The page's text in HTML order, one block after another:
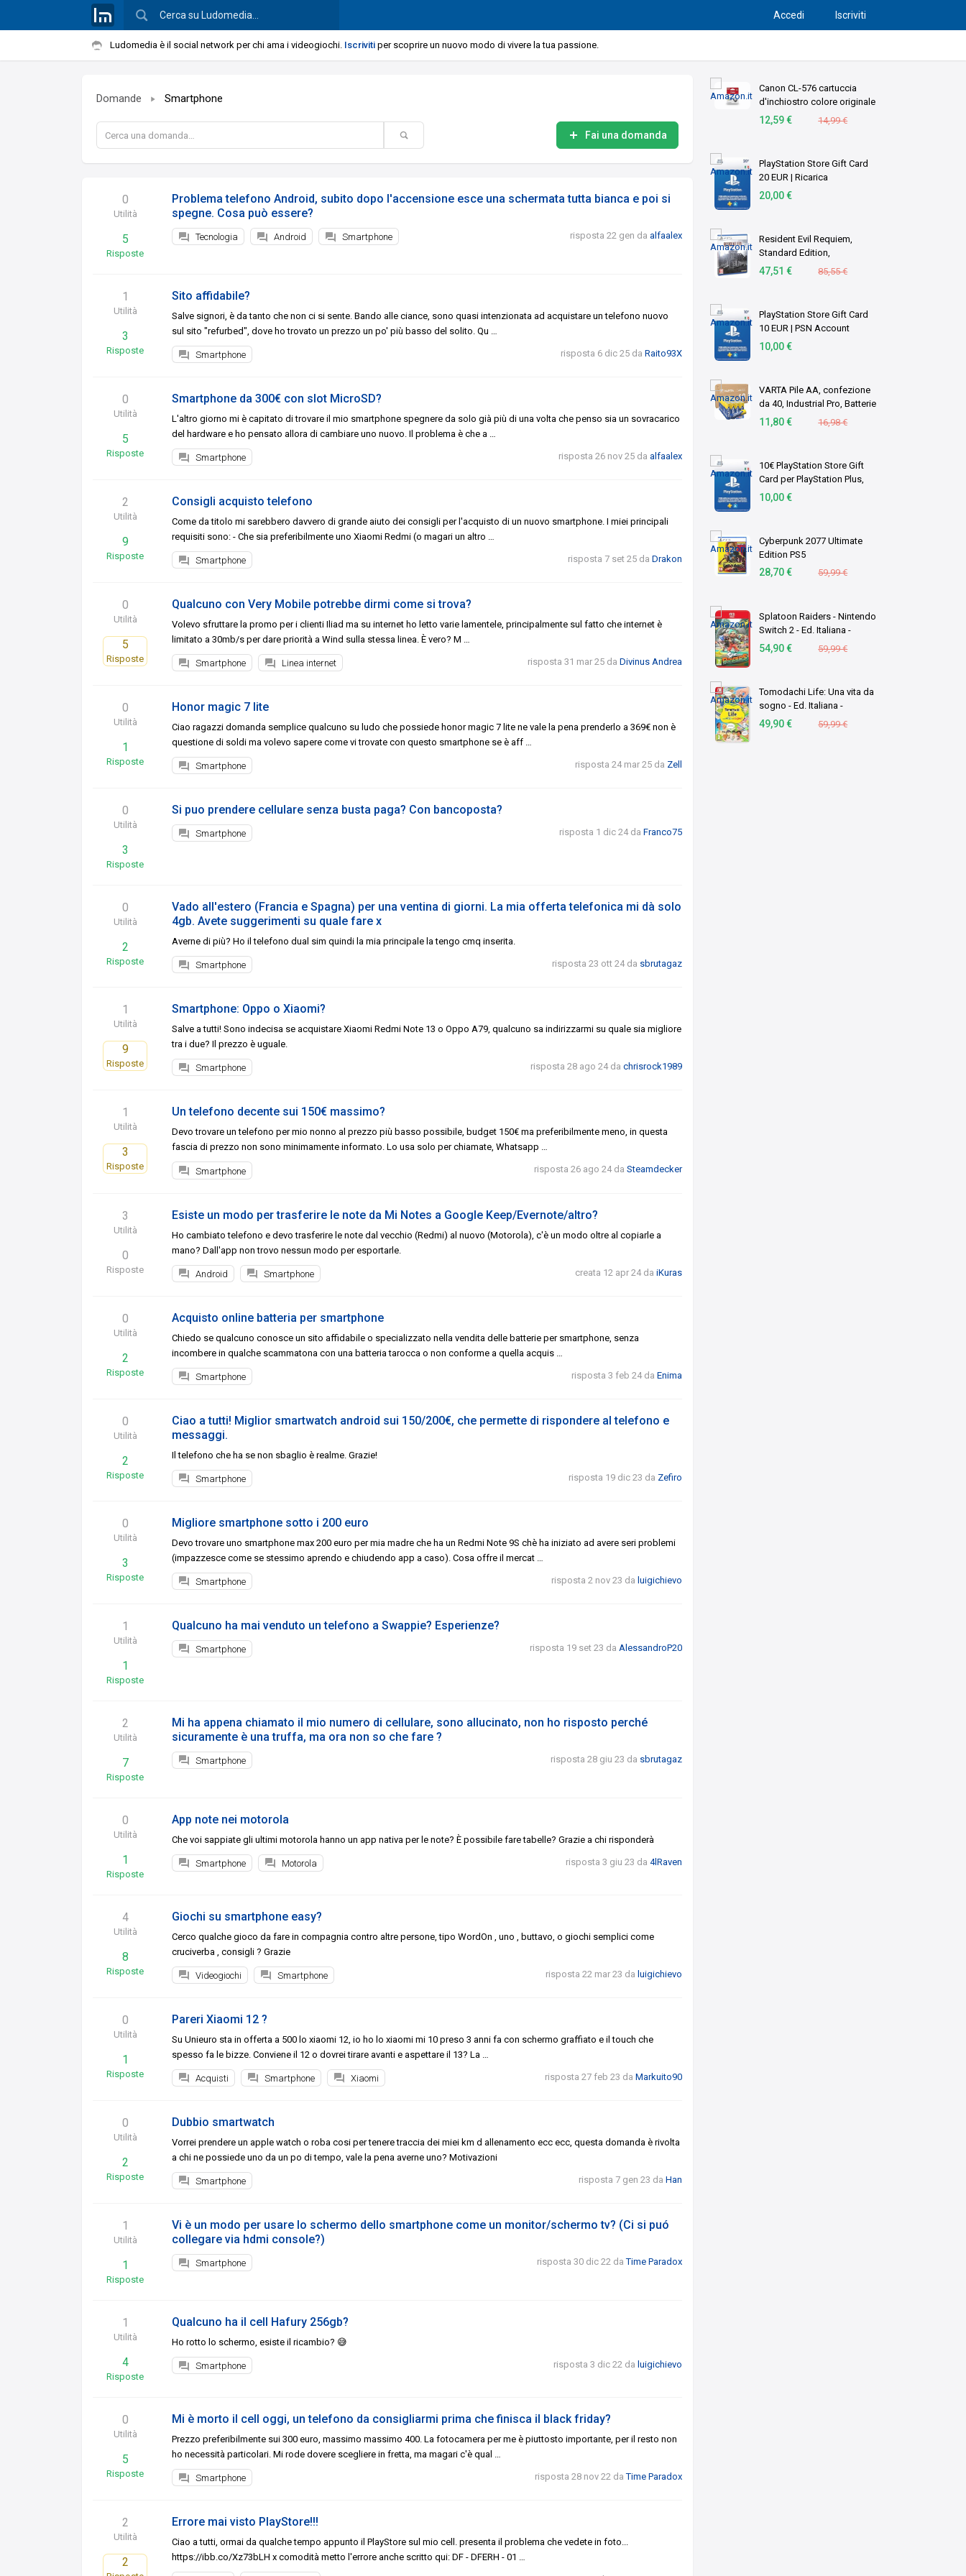
Accedi Iscriviti
Ludomedia è il social network per chi ama i videogiochi. Iscriviti per scoprire un nuovo modo di vivere la tua passione.
Canon CL-576 cartuccia
d'inchiostro colore originale
1 pz C/M/Y (OEM Canon CL-
12,59 € 14,99 €
PlayStation Store Gift Card
20 EUR | Ricarica
Portafoglio PSN | Account
20,00 €
Resident Evil Requiem,
Standard Edition,
PlayStation 5
47,51 € 85,55 €
PlayStation Store Gift Card
10 EUR | PSN Account
italiano | PS5/PS4 Codice
10,00 €
VARTA Pile AA, confezione
da 40, Industrial Pro, Batterie
Alcaline, 1,5V, pacco di
11,80 € 16,98 €
10€ PlayStation Store Gift
Card per PlayStation Plus,
Account italiano [Codice per
10,00 €
Cyberpunk 2077 Ultimate
Edition PS5
28,70 € 59,99 €
Splatoon Raiders - Nintendo
Switch 2 - Ed. Italiana -
Versione su scheda
54,90 € 59,99 €
Tomodachi Life: Una vita da
sogno - Ed. Italiana -
Versione su scheda
49,90 € 59,99 €
Domande Smartphone
Fai una domanda
0
Utilità
5
Risposte
Problema telefono Android, subito dopo l'accensione esce una schermata tutta bianca e poi si
spegne. Cosa può essere?
Tecnologia Android Smartphone risposta 22 gen daalfaalex
1
Utilità
3
Risposte
Sito affidabile?
Salve signori, è da tanto che non ci si sente. Bando alle ciance, sono quasi intenzionata ad acquistare un telefono nuovo
sul sito "refurbed", dove ho trovato un prezzo un po' più basso del solito. Qu …
Smartphone risposta 6 dic 25 daRaito93X
0
Utilità
5
Risposte
Smartphone da 300€ con slot MicroSD?
L'altro giorno mi è capitato di trovare il mio smartphone spegnere da solo già più di una volta che penso sia un sovracarico
del hardware e ho pensato allora di cambiare uno nuovo. Il problema è che a …
Smartphone risposta 26 nov 25 daalfaalex
2
Utilità
9
Risposte
Consigli acquisto telefono
Come da titolo mi sarebbero davvero di grande aiuto dei consigli per l'acquisto di un nuovo smartphone. I miei principali
requisiti sono: - Che sia preferibilmente uno Xiaomi Redmi (o magari un altro …
Smartphone risposta 7 set 25 daDrakon
0
Utilità
5
Risposte
Qualcuno con Very Mobile potrebbe dirmi come si trova?
Volevo sfruttare la promo per i clienti Iliad ma su internet ho letto varie lamentele, principalmente sul fatto che internet è
limitato a 30mb/s per dare priorità a Wind sulla stessa linea. È vero? M …
Smartphone Linea internet risposta 31 mar 25 daDivinus Andrea
0
Utilità
1
Risposte
Honor magic 7 lite
Ciao ragazzi domanda semplice qualcuno su ludo che possiede honor magic 7 lite ne vale la pena prenderlo a 369€ non è
questione di soldi ma volevo sapere come vi trovate con questo smartphone se è aff …
Smartphone risposta 24 mar 25 da Zell
0
Utilità
3
Risposte
Si puo prendere cellulare senza busta paga? Con bancoposta?
Smartphone risposta 1 dic 24daFranco75
0
Utilità
2
Risposte
Vado all'estero (Francia e Spagna) per una ventina di giorni. La mia offerta telefonica mi dà solo
4gb. Avete suggerimenti su quale fare x
Averne di più? Ho il telefono dual sim quindi la mia principale la tengo cmq inserita.
Smartphone risposta 23 ott 24da sbrutagaz
1
Utilità
9
Risposte
Smartphone: Oppo o Xiaomi?
Salve a tutti! Sono indecisa se acquistare Xiaomi Redmi Note 13 o Oppo A79, qualcuno sa indirizzarmi su quale sia migliore
tra i due? Il prezzo è uguale.
Smartphone risposta 28 ago 24dachrisrock1989
1
Utilità
3
Risposte
Un telefono decente sui 150€ massimo?
Devo trovare un telefono per mio nonno al prezzo più basso possibile, budget 150€ ma preferibilmente meno, in questa
fascia di prezzo non sono minimamente informato. Lo usa solo per chiamate, Whatsapp …
Smartphone risposta 26 ago 24daSteamdecker
3
Utilità
0
Risposte
Esiste un modo per trasferire le note da Mi Notes a Google Keep/Evernote/altro?
Ho cambiato telefono e devo trasferire le note dal vecchio (Redmi) al nuovo (Motorola), c'è un modo oltre al copiarle a
mano? Dall'app non trovo nessun modo per esportarle.
Android Smartphone creata 12 apr 24 daiKuras
0
Utilità
2
Risposte
Acquisto online batteria per smartphone
Chiedo se qualcuno conosce un sito affidabile o specializzato nella vendita delle batterie per smartphone, senza
incombere in qualche scammatona con una batteria tarocca o non conforme a quella acquis …
Smartphone risposta 3 feb 24daEnima
0
Utilità
2
Risposte
Ciao a tutti! Miglior smartwatch android sui 150/200€, che permette di rispondere al telefono e
messaggi.
Il telefono che ha se non sbaglio è realme. Grazie!
Smartphone risposta 19 dic 23 da Zefiro
0
Utilità
3
Risposte
Migliore smartphone sotto i 200 euro
Devo trovare uno smartphone max 200 euro per mia madre che ha un Redmi Note 9S chè ha iniziato ad avere seri problemi
(impazzesce come se stessimo aprendo e chiudendo app a caso). Cosa offre il mercat …
Smartphone risposta 2 nov 23 daluigichievo
1
Utilità
1
Risposte
Qualcuno ha mai venduto un telefono a Swappie? Esperienze?
Smartphone risposta 19 set 23 da AlessandroP20
2
Utilità
7
Risposte
Mi ha appena chiamato il mio numero di cellulare, sono allucinato, non ho risposto perché
sicuramente è una truffa, ma ora non so che fare ?
Smartphone risposta 28 giu 23 da sbrutagaz
0
Utilità
1
Risposte
App note nei motorola
Che voi sappiate gli ultimi motorola hanno un app nativa per le note? È possibile fare tabelle? Grazie a chi risponderà
Smartphone Motorola risposta 3 giu 23 da4lRaven
4
Utilità
8
Risposte
Giochi su smartphone easy?
Cerco qualche gioco da fare in compagnia contro altre persone, tipo WordOn , uno , buttavo, o giochi semplici come
cruciverba , consigli ? Grazie
Videogiochi Smartphone risposta 22 mar 23 da luigichievo
0
Utilità
1
Risposte
Pareri Xiaomi 12 ?
Su Unieuro sta in offerta a 500 lo xiaomi 12, io ho lo xiaomi mi 10 preso 3 anni fa con schermo graffiato e il touch che
spesso fa le bizze. Conviene il 12 o dovrei tirare avanti e aspettare il 13? La …
Acquisti Smartphone Xiaomi risposta 27 feb 23 daMarkuito90
0
Utilità
2
Risposte
Dubbio smartwatch
Vorrei prendere un apple watch o roba cosi per tenere traccia dei miei km d allenamento ecc ecc, questa domanda è rivolta
a chi ne possiede uno da un po di tempo, vale la pena averne uno? Motivazioni
Smartphone risposta 7 gen 23 daHan
1
Utilità
1
Risposte
Vi è un modo per usare lo schermo dello smartphone come un monitor/schermo tv? (Ci si puó
collegare via hdmi console?)
Smartphone risposta 30 dic 22 daTime Paradox
1
Utilità
4
Risposte
Qualcuno ha il cell Hafury 256gb?
Ho rotto lo schermo, esiste il ricambio? 😅
Smartphone risposta 3 dic 22 da luigichievo
0
Utilità
5
Risposte
Mi è morto il cell oggi, un telefono da consigliarmi prima che finisca il black friday?
Prezzo preferibilmente sui 300 euro, massimo massimo 400. La fotocamera per me è piuttosto importante, per il resto non
ho necessità particolari. Mi rode dovere scegliere in fretta, ma magari c'è qual …
Smartphone risposta 28 nov 22 daTime Paradox
2
Utilità
2
Errore mai visto PlayStore!!!
Ciao a tutti, ormai da qualche tempo appunto il PlayStore sul mio cell. presenta il problema che vedete in foto...
https://ibb.co/Xz73bLH x comodità metto l'errore anche scritto qui: DF - DFERH - 01 …